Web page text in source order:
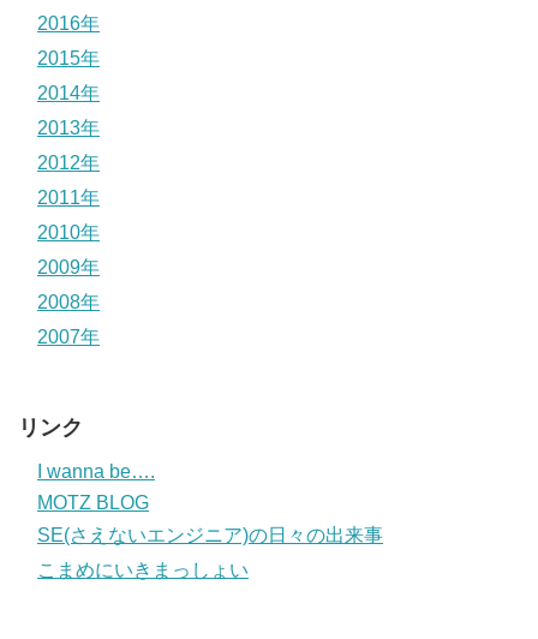
2016年
2015年
2014年
2013年
2012年
2011年
2010年
2009年
2008年
2007年
リンク
I wanna be….
MOTZ BLOG
SE(さえないエンジニア)の日々の出来事
こまめにいきまっしょい